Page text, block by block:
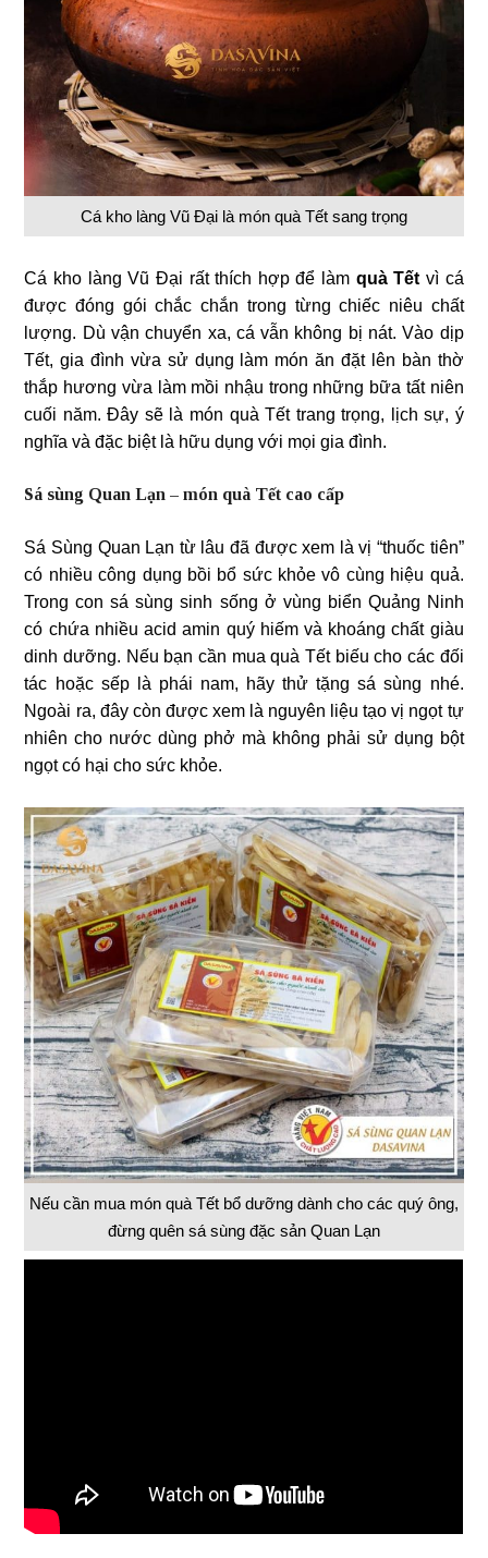
Cá kho làng Vũ Đại là món quà Tết sang trọng
Cá kho làng Vũ Đại rất thích hợp để làm quà Tết vì cá
được đóng gói chắc chắn trong từng chiếc niêu chất
lượng. Dù vận chuyển xa, cá vẫn không bị nát. Vào dịp
Tết, gia đình vừa sử dụng làm món ăn đặt lên bàn thờ
thắp hương vừa làm mồi nhậu trong những bữa tất niên
cuối năm. Đây sẽ là món quà Tết trang trọng, lịch sự, ý
nghĩa và đặc biệt là hữu dụng với mọi gia đình.
Sá sùng Quan Lạn – món quà Tết cao cấp
Sá Sùng Quan Lạn từ lâu đã được xem là vị “thuốc tiên”
có nhiều công dụng bồi bổ sức khỏe vô cùng hiệu quả.
Trong con sá sùng sinh sống ở vùng biển Quảng Ninh
có chứa nhiều acid amin quý hiếm và khoáng chất giàu
dinh dưỡng. Nếu bạn cần mua quà Tết biếu cho các đối
tác hoặc sếp là phái nam, hãy thử tặng sá sùng nhé.
Ngoài ra, đây còn được xem là nguyên liệu tạo vị ngọt tự
nhiên cho nước dùng phở mà không phải sử dụng bột
ngọt có hại cho sức khỏe.
Nếu cần mua món quà Tết bổ dưỡng dành cho các quý ông,
đừng quên sá sùng đặc sản Quan Lạn